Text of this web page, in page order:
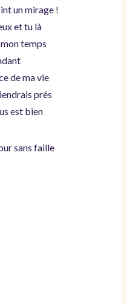
un mirage !
et tu là
temps
de ma vie
prés
est bien
sans faille